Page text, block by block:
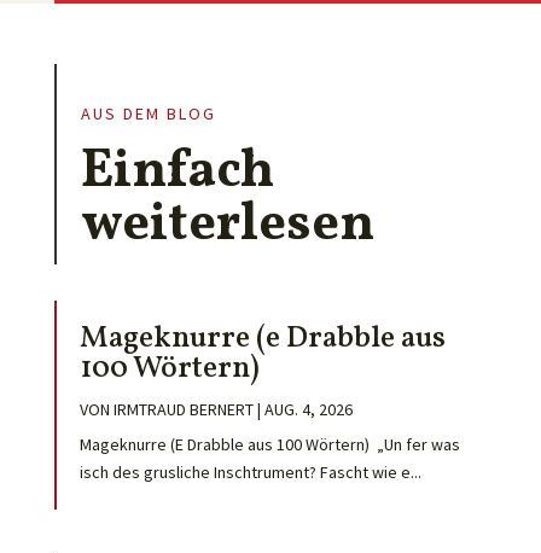
AUS DEM BLOG
Einfach
weiterlesen
Mageknurre (e Drabble aus
100 Wörtern)
VON IRMTRAUD BERNERT| AUG. 4, 2026
Mageknurre (E Drabble aus 100 Wörtern) „Un fer was
isch des grusliche Inschtrument? Fascht wie e...